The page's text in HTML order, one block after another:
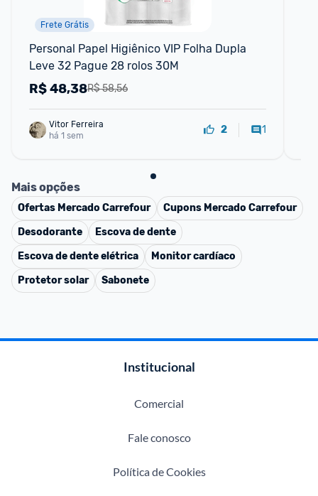
Frete Grátis
Personal Papel Higiênico VIP Folha Dupla
Leve 32 Pague 28 rolos 30M
R$ 58,56
R$48,38
Vitor Ferreira
há 1 sem
2 1
Mais opções
Ofertas Mercado Carrefour Cupons Mercado Carrefour
Desodorante
Escova de dente
Escova de dente elétrica
Monitor cardíaco
Protetor solar
Sabonete
Institucional
Comercial
Fale conosco
Política de Cookies